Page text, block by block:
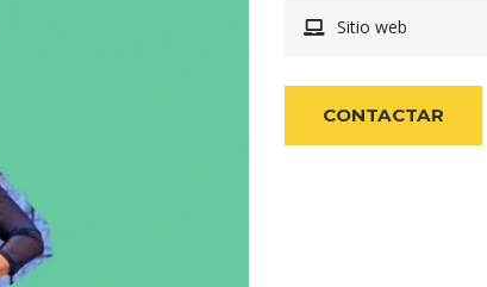
Sitio web
CONTACTAR